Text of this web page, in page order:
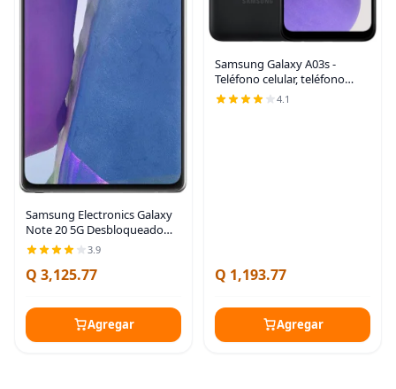
Samsung Electronics Galaxy
Note 20 5G Desbloqueado
Teléfono Celular Android |
Versión de EE.UU. | 128GB de
Almacenamiento |
3.9
Q 3,125.77
Agregar
Samsung Galaxy A03s -
Teléfono celular, teléfono
inteligente Android
desbloqueado de fábrica
4.1
Q 1,193.77
Agregar